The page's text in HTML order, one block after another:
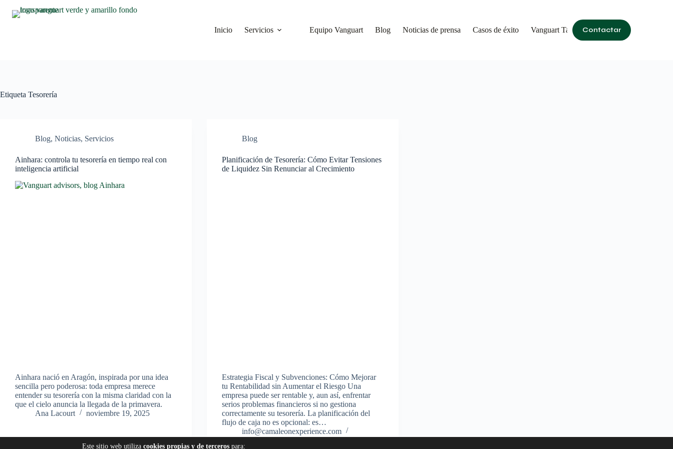
Inicio Servicios Equipo Vanguart Blog Noticias de prensa Casos de éxito Vanguart Talita KumContactar
Etiqueta Tesorería
Blog, Noticias, Servicios
Ainhara: controla tu tesorería en tiempo real con
inteligencia artificial
Ainhara nació en Aragón, inspirada por una idea
sencilla pero poderosa: toda empresa merece
entender su tesorería con la misma claridad con la
que el cielo anuncia la llegada de la primavera.
Ana Lacourt
noviembre 19, 2025
Blog
Planificación de Tesorería: Cómo Evitar Tensiones
de Liquidez Sin Renunciar al Crecimiento
Estrategia Fiscal y Subvenciones: Cómo Mejorar
tu Rentabilidad sin Aumentar el Riesgo Una
empresa puede ser rentable y, aun así, enfrentar
serios problemas financieros si no gestiona
correctamente su tesorería. La planificación del
flujo de caja no es opcional: es…
info@camaleonexperience.com
Este sitio web utiliza cookies propias y de tercerospara: